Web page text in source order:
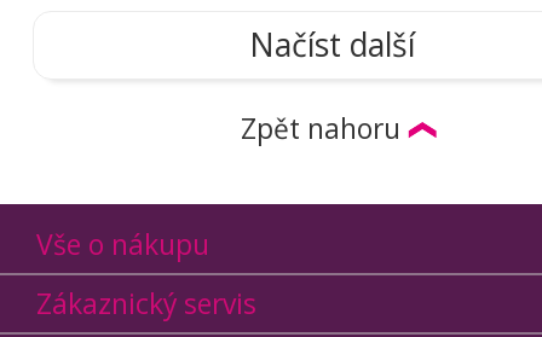
Načíst další
Zpět nahoru
Vše o nákupu
Zákaznický servis